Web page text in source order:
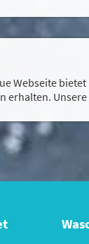
Webseite
erhalten.